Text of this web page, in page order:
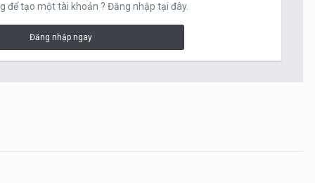
để tạo một tài khoản ? Đăng nhập tại đây.
Đăng nhập ngay